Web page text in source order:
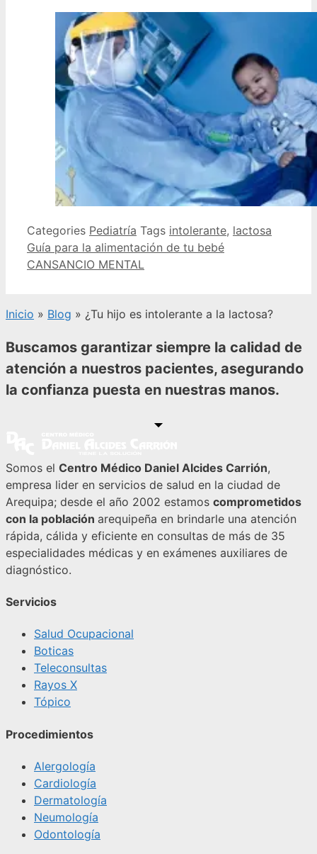
Categories Pediatría Tags intolerante, lactosa
Guía para la alimentación de tu bebé
CANSANCIO MENTAL
Inicio » Blog » ¿Tu hijo es intolerante a la lactosa?
Buscamos garantizar siempre la calidad de
atención a nuestros pacientes, asegurando
la confianza puesta en nuestras manos.
Somos el Centro Médico Daniel Alcides Carrión,
empresa lider en servicios de salud en la ciudad de
Arequipa; desde el año 2002 estamos comprometidos
con la población arequipeña en brindarle una atención
rápida, cálida y eficiente en consultas de más de 35
especialidades médicas y en exámenes auxiliares de
diagnóstico.
Servicios
Salud Ocupacional
Boticas
Teleconsultas
Rayos X
Tópico
Procedimientos
Alergología
Cardiología
Dermatología
Neumología
Odontología